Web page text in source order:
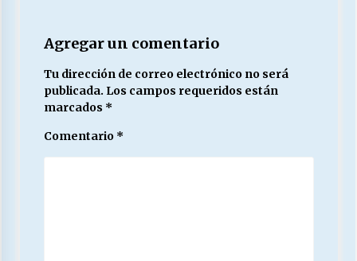
Agregar un comentario
Tu dirección de correo electrónico no será
publicada. Los campos requeridos están
marcados *
Comentario *